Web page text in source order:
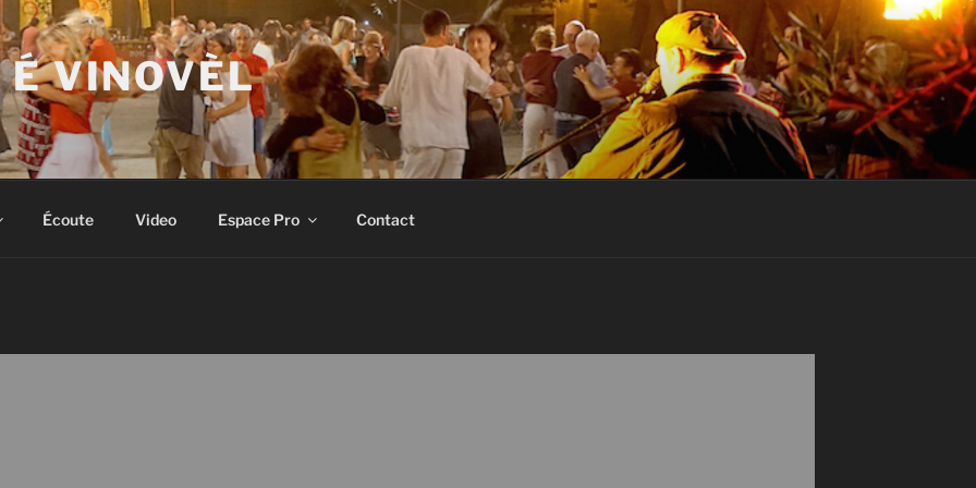
VINOVÈL
Écoute Video Espace Pro Contact